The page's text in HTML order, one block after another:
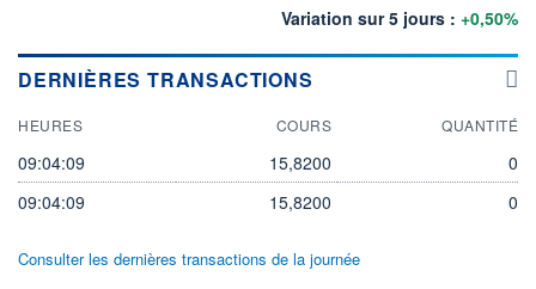
Variation sur 5 jours : +0,50%
DERNIÈRES TRANSACTIONS
HEURES COURS QUANTITÉ
09:04:09 15,8200
0
09:04:09
15,8200 0
Consulter les dernières transactions de la journée